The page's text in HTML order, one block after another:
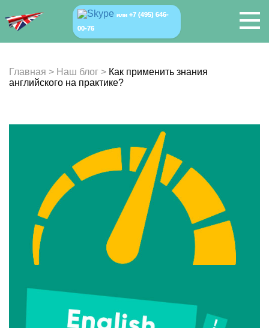
или +7 (495) 646-
00-76
Главная > Наш блог > Как применить знания
английского на практике?